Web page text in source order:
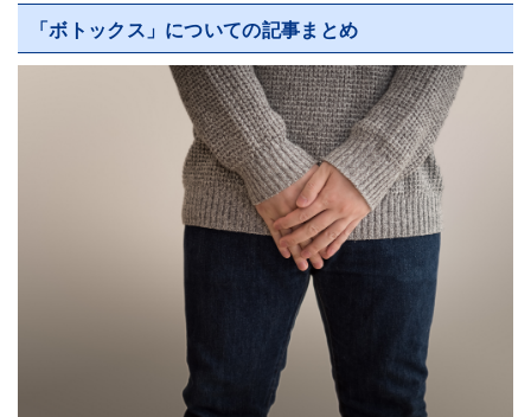
「ボトックス」についての記事まとめ